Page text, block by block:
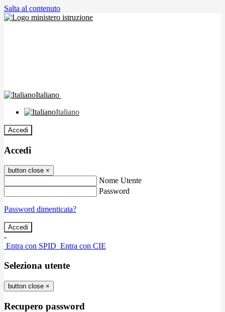
Salta al contenuto
Italiano
Italiano
Accedi
Accedi
button close ×
Nome Utente
Password
Password dimenticata?
-
Entra con SPID Entra con CIE
Seleziona utente
button close ×
Recupero password